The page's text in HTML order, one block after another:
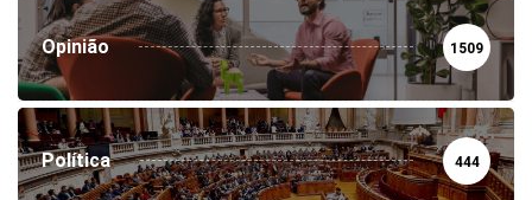
Opinião 1509
Política 444